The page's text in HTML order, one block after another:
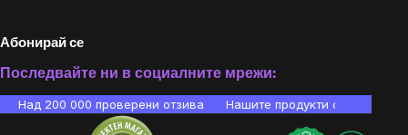
Абонирай се
Последвайте ни в социалните мрежи:
Над 200 000 проверени отзива Нашите продукти са